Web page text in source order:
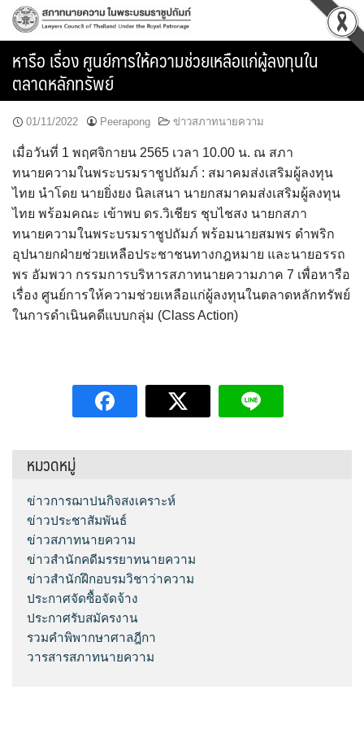
Skip
content
หารือ เรื่อง ศูนย์การให้ความช่วยเหลือแก่ผู้ลงทุนใน
ตลาดหลักทรัพย์
01/11/2022 Peerapong ข่าวสภาทนายความ
เมื่อวันที่ 1 พฤศจิกายน 2565 เวลา 10.00 น. ณ สภา
ทนายความในพระบรมราชูปถัมภ์ : สมาคมส่งเสริมผู้ลงทุน
ไทย นำโดย นายยิ่งยง นิลเสนา นายกสมาคมส่งเสริมผู้ลงทุน
ไทย พร้อมคณะ เข้าพบ ดร.วิเชียร ชุบไชสง นายกสภา
ทนายความในพระบรมราชูปถัมภ์ พร้อมนายสมพร ดำพริก
อุปนายกฝ่ายช่วยเหลือประชาชนทางกฎหมาย และนายอรรถ
พร อัมพวา กรรมการบริหารสภาทนายความภาค 7 เพื่อหารือ
เรื่อง ศูนย์การให้ความช่วยเหลือแก่ผู้ลงทุนในตลาดหลักทรัพย์
ในการดำเนินคดีแบบกลุ่ม (Class Action)
หมวดหมู่
ข่าวการฌาปนกิจสงเคราะห์
ข่าวประชาสัมพันธ์
ข่าวสภาทนายความ
ข่าวสำนักคดีมรรยาทนายความ
ข่าวสำนักฝึกอบรมวิชาว่าความ
ประกาศจัดซื้อจัดจ้าง
ประกาศรับสมัครงาน
รวมคำพิพากษาศาลฎีกา
วารสารสภาทนายความ